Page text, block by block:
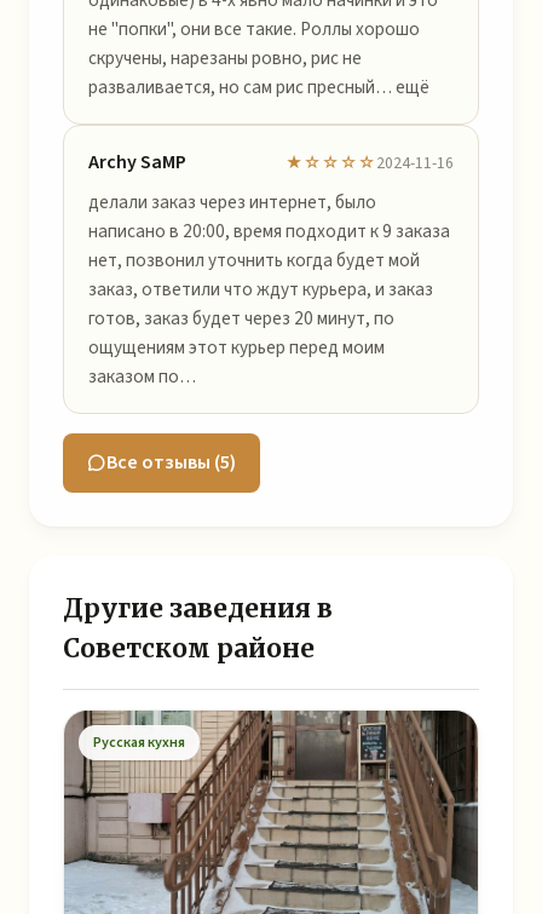
не "попки", они все такие. Роллы хорошо
скручены, нарезаны ровно, рис не
разваливается, но сам рис пресный… ещё
Archy SaMP ★☆☆☆☆2024-11-16
делали заказ через интернет, было
написано в 20:00, время подходит к 9 заказа
нет, позвонил уточнить когда будет мой
заказ, ответили что ждут курьера, и заказ
готов, заказ будет через 20 минут, по
ощущениям этот курьер перед моим
заказом по…
Все отзывы (5)
Другие заведения в
Советском районе
Русская кухня